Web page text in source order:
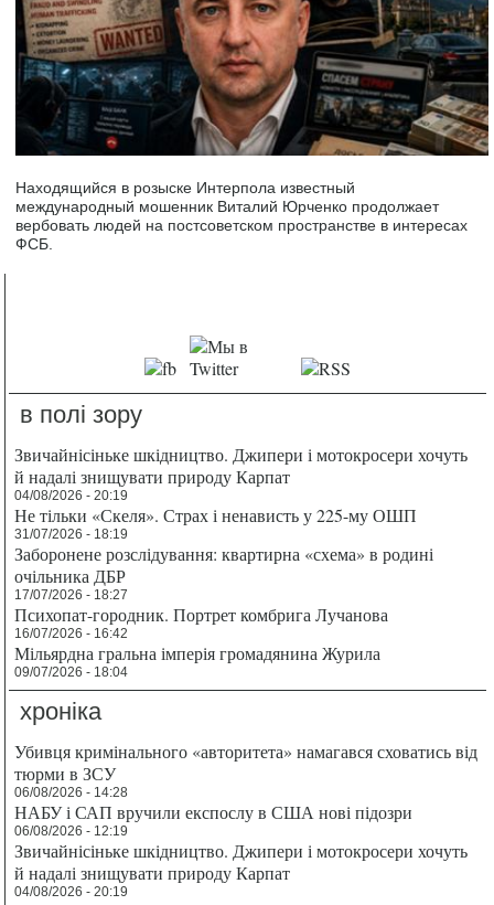
Находящийся в розыске Интерпола известный
международный мошенник Виталий Юрченко продолжает
вербовать людей на постсоветском пространстве в интересах
ФСБ.
в полі зору
Звичайнісіньке шкідництво. Джипери і мотокросери хочуть
й надалі знищувати природу Карпат
04/08/2026 - 20:19
Не тільки «Скеля». Страх і ненависть у 225-му ОШП
31/07/2026 - 18:19
Заборонене розслідування: квартирна «схема» в родині
очільника ДБР
17/07/2026 - 18:27
Психопат-городник. Портрет комбрига Лучанова
16/07/2026 - 16:42
Мільярдна гральна імперія громадянина Журила
09/07/2026 - 18:04
хроніка
Убивця кримінального «авторитета» намагався сховатись від
тюрми в ЗСУ
06/08/2026 - 14:28
НАБУ і САП вручили експослу в США нові підозри
06/08/2026 - 12:19
Звичайнісіньке шкідництво. Джипери і мотокросери хочуть
й надалі знищувати природу Карпат
04/08/2026 - 20:19